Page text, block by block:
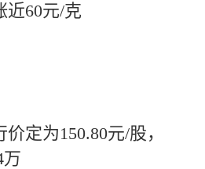
近60元/克
定为150.80元/股，
万